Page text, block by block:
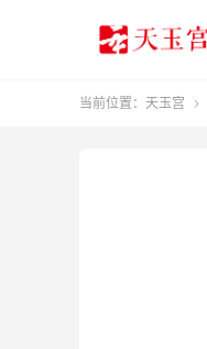
当前位置： 天玉宫 